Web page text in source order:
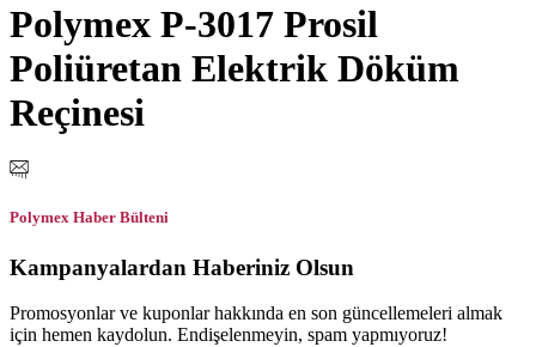
Polymex P-3017 Prosil
Poliüretan Elektrik Döküm
Reçinesi
Polymex Haber Bülteni
Kampanyalardan Haberiniz Olsun
Promosyonlar ve kuponlar hakkında en son güncellemeleri almak
için hemen kaydolun. Endişelenmeyin, spam yapmıyoruz!